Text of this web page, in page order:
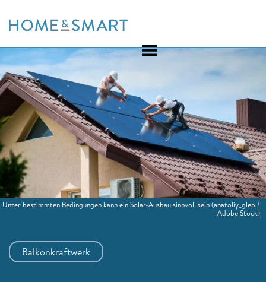
to
Balkonkraftwerk
Unter bestimmten Bedingungen kann ein Solar-Ausbau sinnvoll sein(anatoliy_gleb /
Adobe Stock)